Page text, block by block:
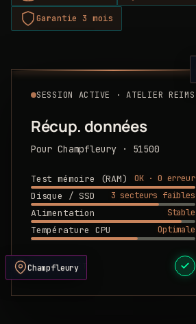
Garantie 3 mois
SESSION ACTIVE · ATELIER REIMS
Récup. données
Pour Champfleury · 51500
Test mémoire (RAM)
OK · 0 erreur
Disque / SSD
3 secteurs faibles
Alimentation
Stable
Température CPU
Optimale
DEVIS PRÊT
Champfleury